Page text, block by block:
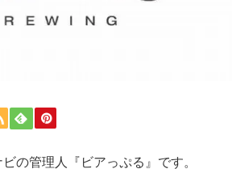
の管理人『ビアっぷる』です。